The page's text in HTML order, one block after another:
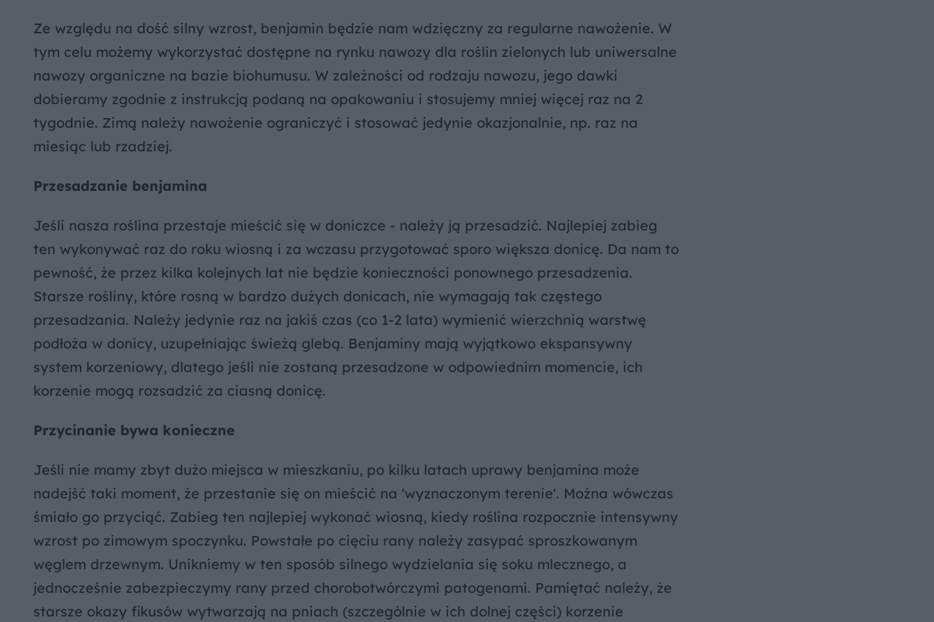
Ze względu na dość silny wzrost, benjamin będzie nam wdzięczny za regularne nawożenie. W
tym celu możemy wykorzystać dostępne na rynku nawozy dla roślin zielonych lub uniwersalne
nawozy organiczne na bazie biohumusu. W zależności od rodzaju nawozu, jego dawki
dobieramy zgodnie z instrukcją podaną na opakowaniu i stosujemy mniej więcej raz na 2
tygodnie. Zimą należy nawożenie ograniczyć i stosować jedynie okazjonalnie, np. raz na
miesiąc lub rzadziej.
Przesadzanie benjamina
Jeśli nasza roślina przestaje mieścić się w doniczce - należy ją przesadzić. Najlepiej zabieg
ten wykonywać raz do roku wiosną i za wczasu przygotować sporo większa donicę. Da nam to
pewność, że przez kilka kolejnych lat nie będzie konieczności ponownego przesadzenia.
Starsze rośliny, które rosną w bardzo dużych donicach, nie wymagają tak częstego
przesadzania. Należy jedynie raz na jakiś czas (co 1-2 lata) wymienić wierzchnią warstwę
podłoża w donicy, uzupełniając świeżą glebą. Benjaminy mają wyjątkowo ekspansywny
system korzeniowy, dlatego jeśli nie zostaną przesadzone w odpowiednim momencie, ich
korzenie mogą rozsadzić za ciasną donicę.
Przycinanie bywa konieczne
Jeśli nie mamy zbyt dużo miejsca w mieszkaniu, po kilku latach uprawy benjamina może
nadejść taki moment, że przestanie się on mieścić na 'wyznaczonym terenie'. Można wówczas
śmiało go przyciąć. Zabieg ten najlepiej wykonać wiosną, kiedy roślina rozpocznie intensywny
wzrost po zimowym spoczynku. Powstałe po cięciu rany należy zasypać sproszkowanym
węglem drzewnym. Unikniemy w ten sposób silnego wydzielania się soku mlecznego, a
jednocześnie zabezpieczymy rany przed chorobotwórczymi patogenami. Pamiętać należy, że
starsze okazy fikusów wytwarzają na pniach (szczególnie w ich dolnej części) korzenie